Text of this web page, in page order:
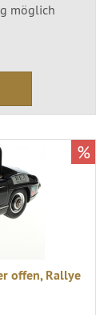
möglich
offen, Rallye
%